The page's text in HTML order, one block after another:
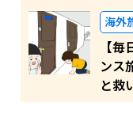
海外
【
ンス
と救